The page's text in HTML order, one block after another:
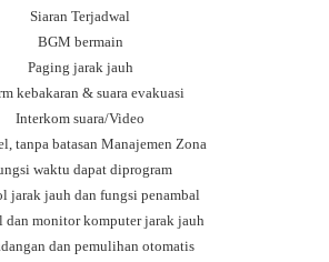
Siaran Terjadwal
BGM bermain
Paging jarak jauh
kebakaran & suara evakuasi
Interkom suara/Video
tanpa batasan Manajemen Zona
waktu dapat diprogram
jarak jauh dan fungsi penambal
dan monitor komputer jarak jauh
dan pemulihan otomatis